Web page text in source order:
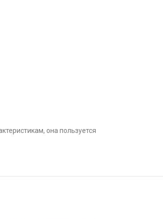
она пользуется